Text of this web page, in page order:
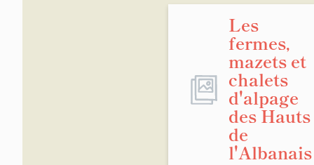
Les
fermes,
mazets et
chalets
d'alpage
des Hauts
de
l'Albanais